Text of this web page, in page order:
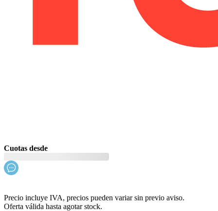
Cuotas desde
Precio incluye IVA, precios pueden variar sin previo aviso.
Oferta válida hasta agotar stock.